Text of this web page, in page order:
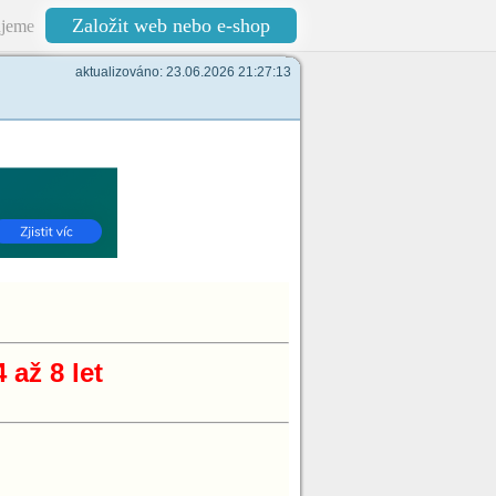
Založit web nebo e-shop
aktualizováno: 23.06.2026 21:27:13
až 8 let